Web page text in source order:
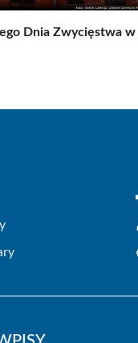
Dnia Zwycięstwa w